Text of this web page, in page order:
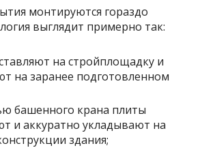
монтируются гораздо
выглядит примерно так:
на стройплощадку и
на заранее подготовленном
башенного крана плиты
и аккуратно укладывают на
здания;